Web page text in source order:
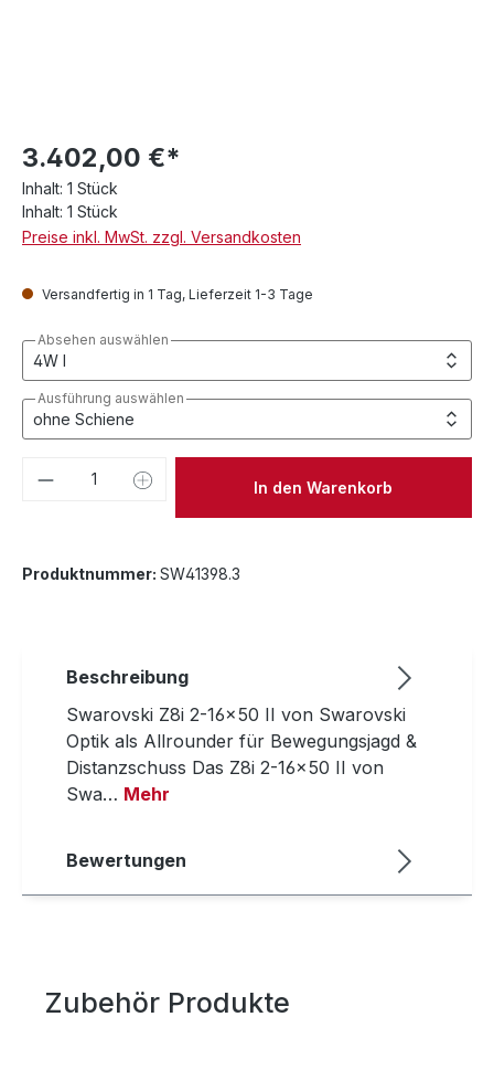
3.402,00 €*
Inhalt: 1 Stück
Inhalt: 1 Stück
Preise inkl. MwSt. zzgl. Versandkosten
Versandfertig in 1 Tag, Lieferzeit 1-3 Tage
Absehen auswählen
Ausführung auswählen
Produkt Anzahl: Gib denIn den Warenkorb
Produktnummer: SW41398.3
Beschreibung
Swarovski Z8i 2-16x50 II von Swarovski
Optik als Allrounder für Bewegungsjagd &
Distanzschuss Das Z8i 2-16x50 II von
Swa… Mehr
Bewertungen
Produktgalerie überspringen
Zubehör Produkte